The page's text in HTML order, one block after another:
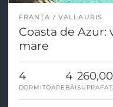
FRANŢA VALLAURIS
Coasta de Azur:
mare
4
DORMITOARE
4
BĂI